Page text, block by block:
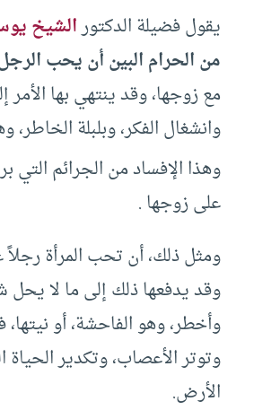
يقول فضيلة الدكتورالشيخ
من الحرام البين أن يحب
مع زوجها، وقد ينتهي بها الأمر
وانشغال الفكر، وبلبلة
وهذا الإفساد من الجرائم التي
على زوجها .
ومثل ذلك، أن تحب المرأة
وقد يدفعها ذلك إلى ما لا يحل
وأخطر، وهو الفاحشة، أو
وتوتر الأعصاب، وتكدير
الأرض.